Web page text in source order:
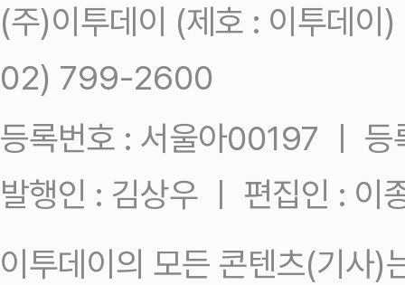
(주)이투데이 (제호 : 이투데
02) 799-2600
등록번호 : 서울아00197 ㅣ
발행인 : 김상우 ㅣ 편집인 : 이
이투데이의 모든 콘텐츠(기사)